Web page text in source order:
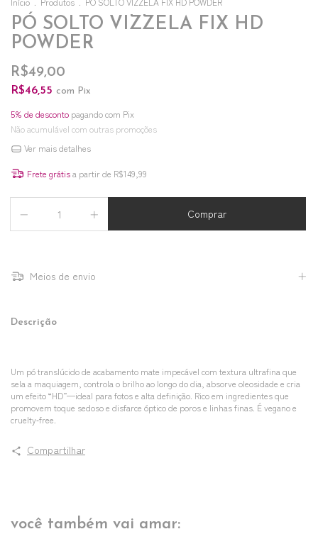
PÓ SOLTO VIZZELA FIX HD
POWDER
R$49,00
R$46,55 com Pix
5% de desconto pagando com Pix
Não acumulável com outras promoções
Ver mais detalhes
Frete grátisa partir de R$149,99
Meios de envio
Descrição
Um pó translúcido de acabamento mate impecável com textura ultrafina que
sela a maquiagem, controla o brilho ao longo do dia, absorve oleosidade e cria
um efeito “HD”—ideal para fotos e alta definição. Rico em ingredientes que
promovem toque sedoso e disfarce óptico de poros e linhas finas. É vegano e
cruelty‑free.
Compartilhar
você também vai amar: